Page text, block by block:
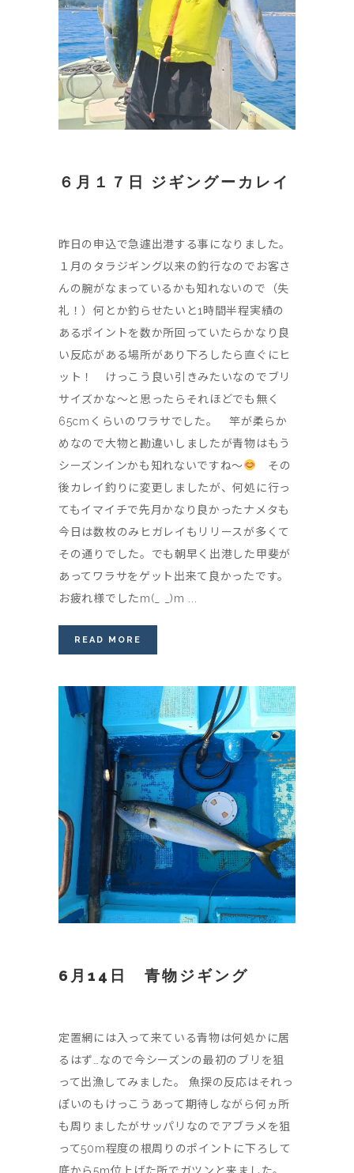
６月１７日 ジギングーカレイ
昨日の申込で急遽出港する事になりました。
１月のタラジギング以来の釣行なのでお客さ
んの腕がなまっているかも知れないので（失
礼！）何とか釣らせたいと1時間半程実績の
あるポイントを数か所回っていたらかなり良
い反応がある場所があり下ろしたら直ぐにヒ
ット！ けっこう良い引きみたいなのでブリ
サイズかな〜と思ったらそれほどでも無く
65cmくらいのワラサでした。 竿が柔らか
めなので大物と勘違いしましたが青物はもう
シーズンインかも知れないですね～
その
後カレイ釣りに変更しましたが、何処に行っ
てもイマイチで先月かなり良かったナメタも
今日は数枚のみヒガレイもリリースが多くて
その通りでした。でも朝早く出港した甲斐が
あってワラサをゲット出来て良かったです。
お疲れ様でしたm(_ _)m ...
READ MORE
6月14日 青物ジギング
定置網には入って来ている青物は何処かに居
るはず…なので今シーズンの最初のブリを狙
って出漁してみました。 魚探の反応はそれっ
ぽいのもけっこうあって期待しながら何ヵ所
も周りましたがサッパリなのでアブラメを狙
って50m程度の根周りのポイントに下ろして
底から5m位上げた所でガツンと来ました。